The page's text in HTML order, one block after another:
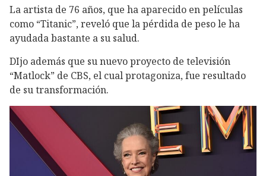
La artista de 76 años, que ha aparecido en películas
como “Titanic”, reveló que la pérdida de peso le ha
ayudada bastante a su salud.
DIjo además que su nuevo proyecto de televisión
“Matlock” de CBS, el cual protagoniza, fue resultado
de su transformación.